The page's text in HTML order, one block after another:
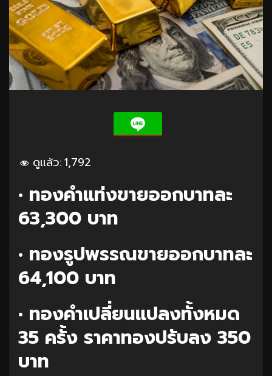
ดูแล้ว:1,792
• ทองคำแท่งขายออกบาทละ
63,300 บาท
• ทองรูปพรรณขายออกบาทละ
64,100 บาท
• ทองคำเปลี่ยนแปลงทั้งหมด
35 ครั้ง ราคาทองปรับลง 350
บาท